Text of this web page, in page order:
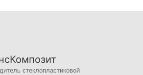
стеклопластиковой